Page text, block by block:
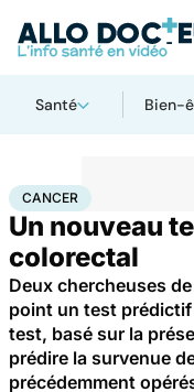
Santé Bien-
AccueilSanté
CANCER
Un nouveau
colorectal
Deux chercheuses
point un test
test, basé sur la
prédire la survenue
précédemment